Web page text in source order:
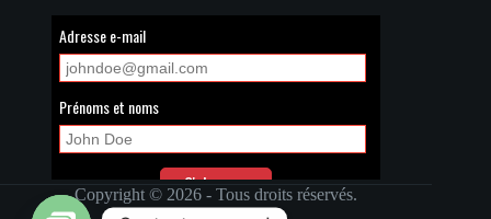
Copyright © 2026 - Tous droits réservés.